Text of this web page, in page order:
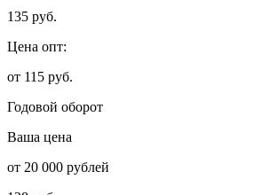
135 руб.
Цена опт:
от 115 руб.
Годовой оборот
Ваша цена
от 20 000 рублей